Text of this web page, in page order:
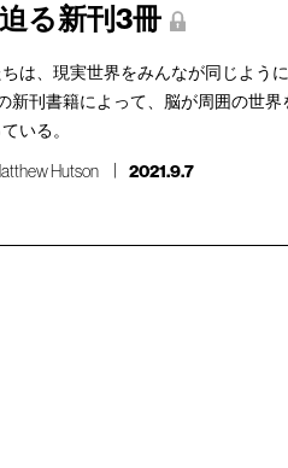
る新刊3冊
は、現実世界をみんなが同じよう
新刊書籍によって、脳が周囲の世
いる。
Hutson 2021.9.7